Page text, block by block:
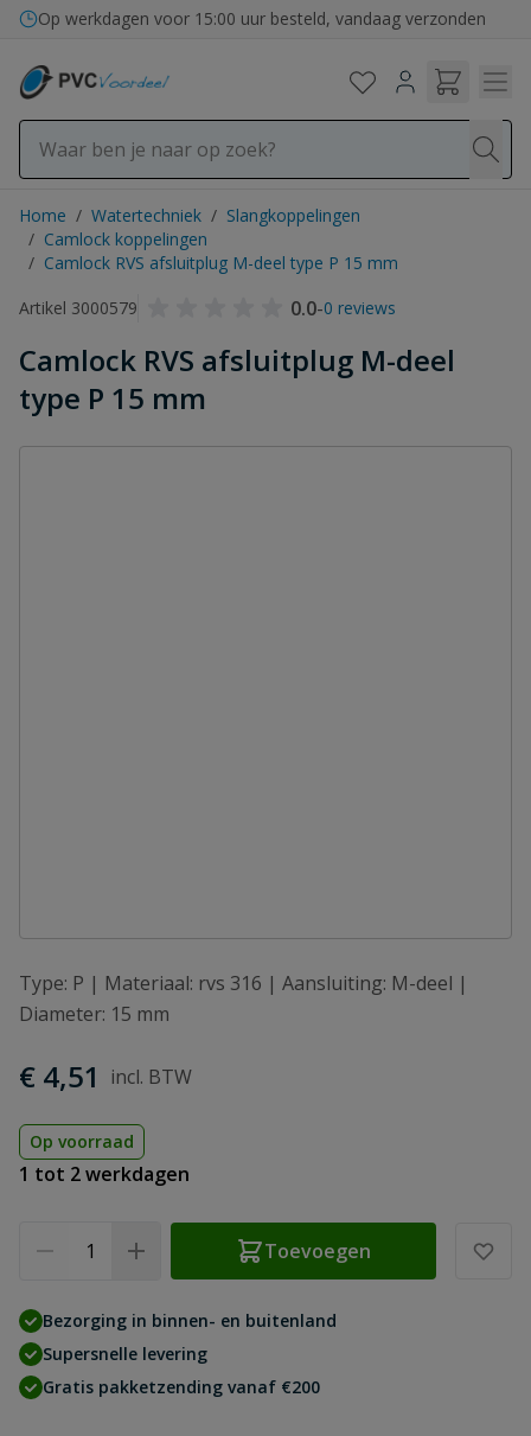
Ga naar de inhoud
Op werkdagen voor 15:00 uur besteld, vandaag verzonden
Home / Watertechniek / Slangkoppelingen
/ Camlock koppelingen
/ Camlock RVS afsluitplug M-deel type P 15 mm
Artikel 3000579
0.0-0 reviews
Camlock RVS afsluitplug M-deel
type P 15 mm
Type: P | Materiaal: rvs 316 | Aansluiting: M-deel |
Diameter: 15 mm
€ 4,51
Op voorraad
1 tot 2 werkdagen
Toevoegen
Bezorging in binnen- en buitenland
Supersnelle levering
Gratis pakketzending vanaf €200